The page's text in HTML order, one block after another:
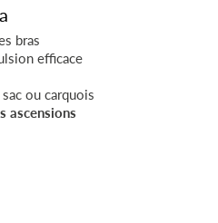
bras
efficace
ou carquois
ascensions